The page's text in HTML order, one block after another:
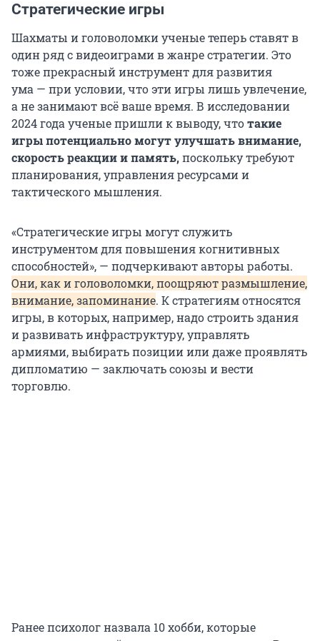
Стратегические игры
Шахматы и головоломки ученые теперь ставят в
один ряд с видеоиграми в жанре стратегии. Это
тоже прекрасный инструмент для развития
ума — при условии, что эти игры лишь увлечение,
а не занимают всё ваше время. В исследовании
2024 года ученые пришли к выводу, чтотакие
игры потенциально могут улучшать внимание,
скорость реакции и память,поскольку требуют
планирования, управления ресурсами и
тактического мышления.
«Стратегические игры могут служить
инструментом для повышения когнитивных
способностей», — подчеркивают авторы работы.
Они, как и головоломки, поощряют размышление,
внимание, запоминание. К стратегиям относятся
игры, в которых, например, надо строить здания
и развивать инфраструктуру, управлять
армиями, выбирать позиции или даже проявлять
дипломатию — заключать союзы и вести
торговлю.
Ранее психолог назвала 10 хобби, которые